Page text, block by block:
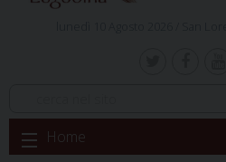
Skip
to
Home